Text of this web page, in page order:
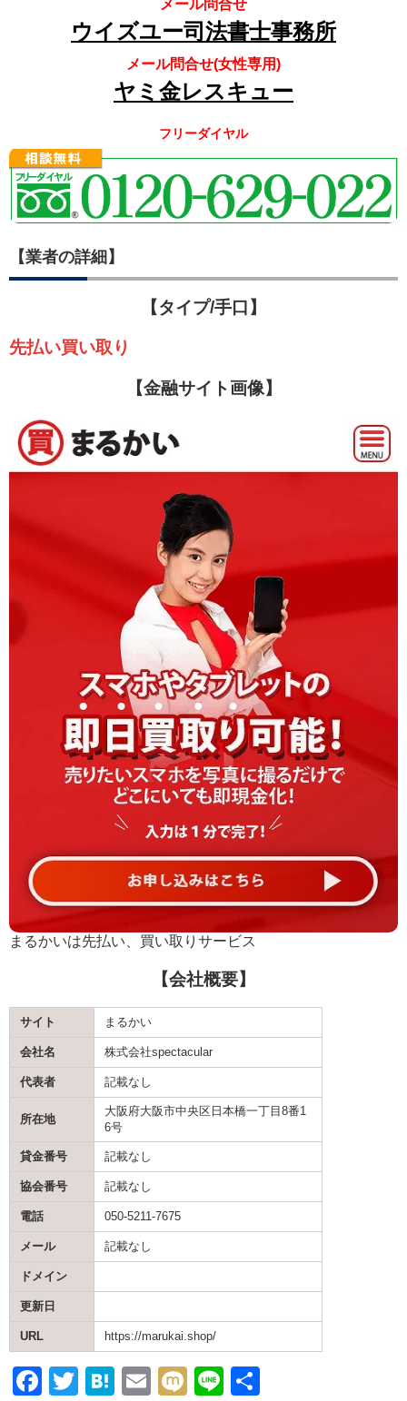
メール問合せ
ウイズユー司法書士事務所
メール問合せ(女性専用)
ヤミ金レスキュー
フリーダイヤル
【業者の詳細】
【タイプ/手口】
先払い買い取り
【金融サイト画像】
まるかいは先払い、買い取りサービス
【会社概要】
サイト まるかい
会社名 株式会社spectacular
代表者 記載なし
所在地
大阪府大阪市中央区日本橋一丁目8番1
6号
貸金番号 記載なし
協会番号 記載なし
電話 050-5211-7675
メール 記載なし
ドメイン
更新日
URL https://marukai.shop/
F
T
H
E
M Li